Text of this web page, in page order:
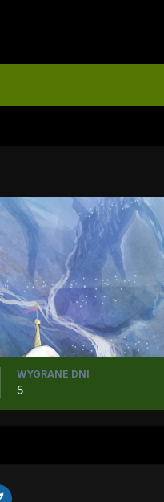
WYGRANE DNI
5